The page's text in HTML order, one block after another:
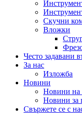
Скучни
Вложки
Често задавани
За нас
Изложба
Новини
Новини на
Новини за
Свържете се с